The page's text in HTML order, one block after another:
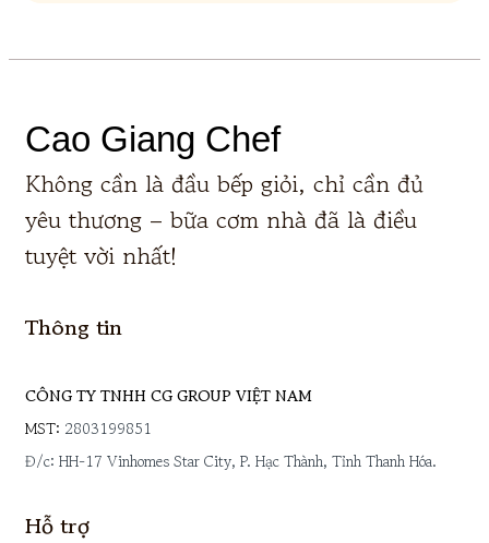
Cao Giang Chef
Không cần là đầu bếp giỏi, chỉ cần đủ
yêu thương – bữa cơm nhà đã là điều
tuyệt vời nhất!
Hỗ trợ
MST: 2803199851
Thông tin
Đ/c: HH-17 Vinhomes Star City, P. Hạc Thành, Tỉnh Thanh Hóa.
CÔNG TY TNHH CG GROUP VIỆT NAM